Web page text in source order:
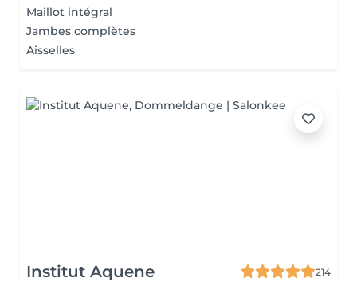
Maillot intégral
Jambes complètes
Aisselles
Institut Aquene
214